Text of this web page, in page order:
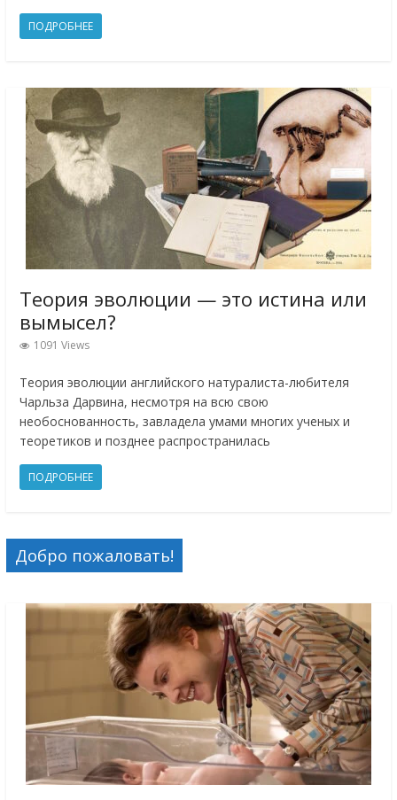
ПОДРОБНЕЕ
Теория эволюции — это истина или
вымысел?
1091 Views
Теория эволюции английского натуралиста-любителя
Чарльза Дарвина, несмотря на всю свою
необоснованность, завладела умами многих ученых и
теоретиков и позднее распространилась
ПОДРОБНЕЕ
Добро пожаловать!